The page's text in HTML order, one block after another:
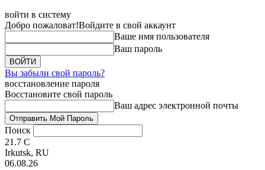
войти в систему
Добро пожаловат!Войдите в свой аккаунт
Ваше имя пользователя
Ваш пароль
Вы забыли свой пароль?
восстановление пароля
Восстановите свой пароль
Ваш адрес электронной почты
Поиск
21.7 C
Irkutsk, RU
06.08.26